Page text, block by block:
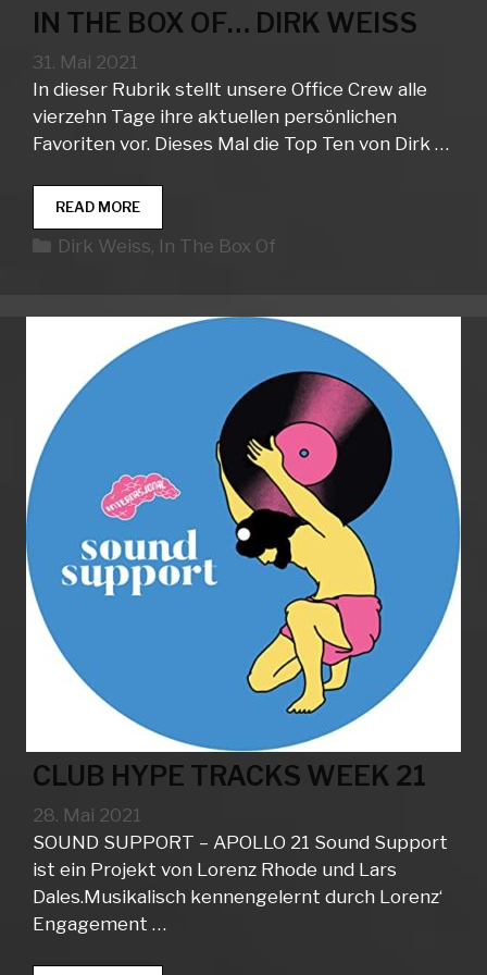
IN THE BOX OF… DIRK WEISS
31. Mai 2021
In dieser Rubrik stellt unsere Office Crew alle
vierzehn Tage ihre aktuellen persönlichen
Favoriten vor. Dieses Mal die Top Ten von Dirk …
READ MOREIN
THE
BOX
Kategorien
Dirk Weiss, In The Box Of
CLUB HYPE TRACKS WEEK 21
28. Mai 2021
SOUND SUPPORT – APOLLO 21 Sound Support
ist ein Projekt von Lorenz Rhode und Lars
Dales.Musikalisch kennengelernt durch Lorenz‘
Engagement …